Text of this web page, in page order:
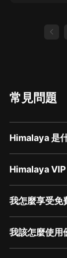
常見問題
Himalaya 是
Himalaya VIP
我怎麼享受免
我該怎麼使用